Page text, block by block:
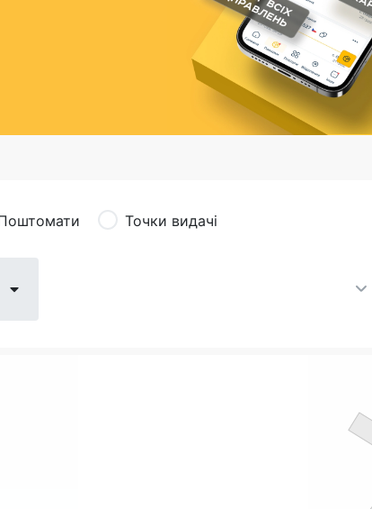
Страхові
Каталог
Точки видачі
Термінові перекази
Комунальні та інші